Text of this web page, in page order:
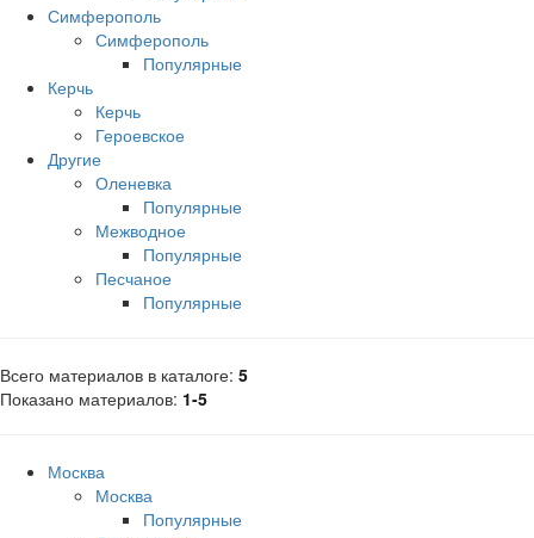
Симферополь
Симферополь
Популярные
Керчь
Керчь
Героевское
Другие
Оленевка
Популярные
Межводное
Популярные
Песчаное
Популярные
Всего материалов в каталоге: 5
Показано материалов: 1-5
Москва
Москва
Популярные